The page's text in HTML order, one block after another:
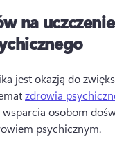
na
jest okazją do
zdrowia
osobom
psychicznym.